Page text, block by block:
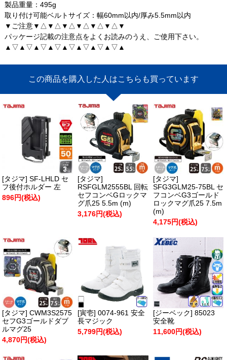
製品重量：495g
取り付け可能ベルトサイズ：幅60mm以内/厚み5.5mm以内
▼ご注意▼△▼△▼△▼△▼△▼△▼
パッケージ記載の注意点をよくお読みのうえ、ご使用下さい。
▲▽▲▽▲▽▲▽▲▽▲▽▲▽▲▽▲
この商品を購入した人はこちらも買っています
[タジマ] SF-LHLD セ
フ後付ホルダー 左
896円(税込)
[タジマ]
RSFGLM2555BL 回転
セフコンベGロックマ
グ爪25 5.5m (m)
3,176円(税込)
[タジマ]
SFG3GLM25-75BL セ
フコンベG3ゴールド
ロックマグ爪25 7.5m
(m)
4,175円(税込)
[タジマ] CWM3S2575
セフG3ゴールドダブ
ルマグ25
4,870円(税込)
[寅壱] 0074-961 安全
長マジック
5,799円(税込)
[ジーベック] 85023
安全靴
11,600円(税込)